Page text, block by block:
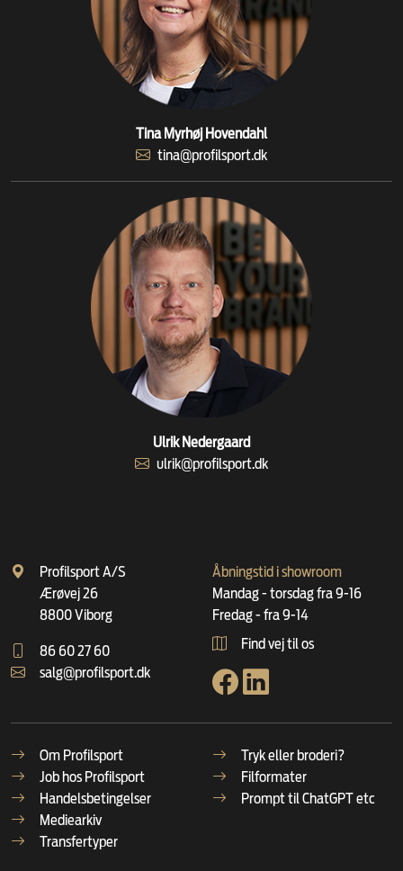
Tina Myrhøj Hovendahl
tina@profilsport.dk
Ulrik Nedergaard
ulrik@profilsport.dk
Profilsport A/S
Ærøvej 26
8800 Viborg
86 60 27 60
salg@profilsport.dk
Åbningstid i showroom
Mandag - torsdag fra 9-16
Fredag - fra 9-14
Find vej til os
Om Profilsport
Job hos Profilsport
Handelsbetingelser
Mediearkiv
Transfertyper
Tryk eller broderi?
Filformater
Prompt til ChatGPT etc